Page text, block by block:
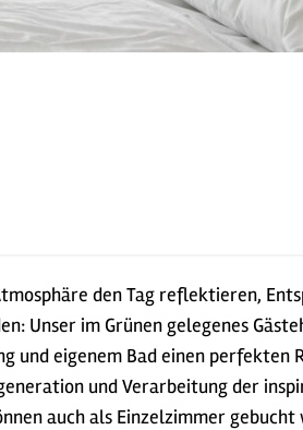
den Tag reflektieren,
Unser im Grünen gelegenes
eigenem Bad einen perfekten
und Verarbeitung der
auch als Einzelzimmer